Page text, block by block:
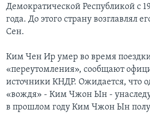
Демократической Республикой с
года. До этого страну возглавлял
Сен.
Ким Чен Ир умер во время
«переутомления», сообщают
источники КНДР. Ожидается, что
«вождя» - Ким Чжон Ын -
в прошлом году Ким Чжон Ын